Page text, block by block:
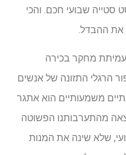
שבועי חכם. והכי
את ההבדל.
עמיתת מחקר בכירה
הרגלי התזונה של אנשים
משמעותיים הוא אתגר
מהתערבותנו הפשוטה
שלא שינה את המנות